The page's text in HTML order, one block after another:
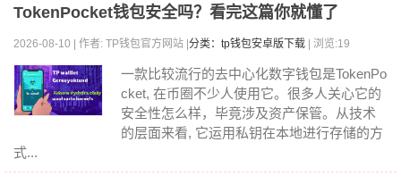
TokenPocket钱包安全吗？看完这篇你就懂了
2026-08-10 | 作者: TP钱包官方网站 | 分类：tp钱包安卓版下载 | 浏览:19
一款比较流行的去中心化数字钱包是TokenPo
cket, 在币圈不少人使用它。很多人关心它的
安全性怎么样，毕竟涉及资产保管。从技术
的层面来看, 它运用私钥在本地进行存储的方
式...